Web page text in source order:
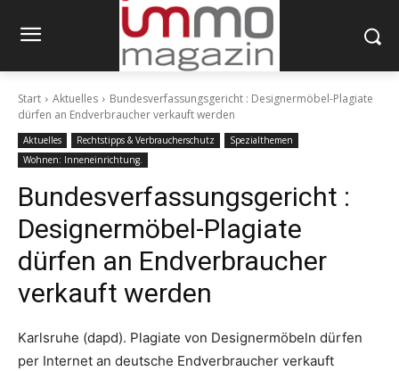
Start Aktuelles
Bundesverfassungsgericht : Designermöbel-Plagiate
dürfen an Endverbraucher verkauft werden
Aktuelles Rechtstipps & Verbraucherschutz
Spezialthemen
Wohnen: Inneneinrichtung.
Bundesverfassungsgericht :
Designermöbel-Plagiate
dürfen an Endverbraucher
verkauft werden
Karlsruhe (dapd). Plagiate von Designermöbeln dürfen
per Internet an deutsche Endverbraucher verkauft